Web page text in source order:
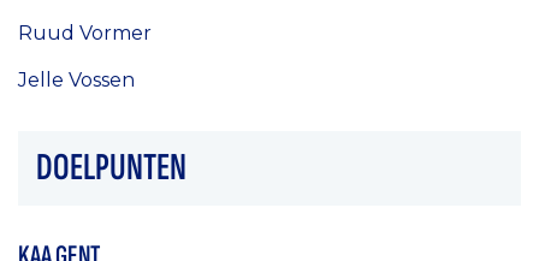
Ruud Vormer
Jelle Vossen
DOELPUNTEN